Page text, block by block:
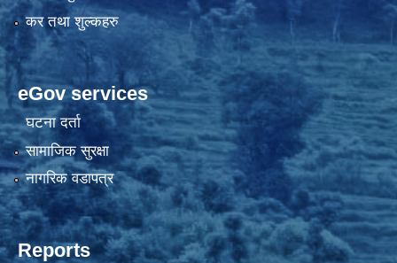
कर तथा शुल्कहरु
eGov services
घटना दर्ता
सामाजिक सुरक्षा
नागरिक वडापत्र
Reports